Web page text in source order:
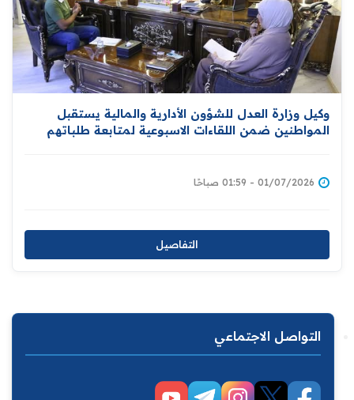
وكيل وزارة العدل للشؤون الأدارية والمالية يستقبل
المواطنين ضمن اللقاءات الاسبوعية لمتابعة طلباتهم
01/07/2026 - 01:59 صباحًا
التفاصيل
التواصل الاجتماعي